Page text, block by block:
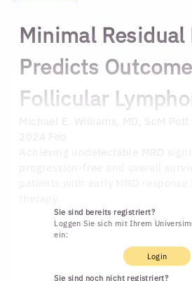
Minimal Residual
Predicts
Follicular
Michael E. Williams, MD, ScM Pott
Sie sind bereits registriert?
Loggen Sie sich mit Ihrem
ein:
Login
Sie sind noch nicht registriert?